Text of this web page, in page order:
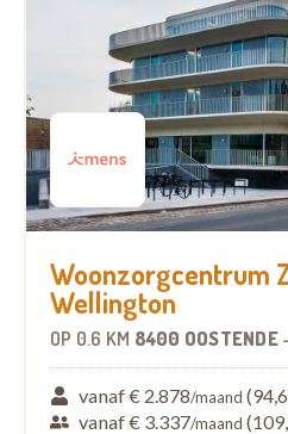
Woonzorgcentrum
Wellington
OP 0.6 KM 8400 OOSTENDE -
vanaf € 2.878/maand
vanaf € 3.337/maand